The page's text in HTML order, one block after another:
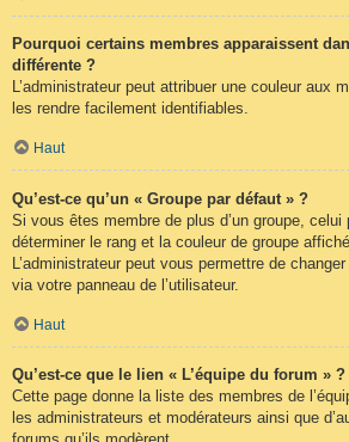
Pourquoi certains membres apparaissent
différente ?
L’administrateur peut attribuer une couleur aux
les rendre facilement identifiables.
Haut
Qu’est-ce qu’un « Groupe par défaut » ?
Si vous êtes membre de plus d’un groupe,
déterminer le rang et la couleur de groupe
L’administrateur peut vous permettre de
via votre panneau de l’utilisateur.
Haut
Qu’est-ce que le lien « L’équipe du forum » ?
Cette page donne la liste des membres de
les administrateurs et modérateurs ainsi que